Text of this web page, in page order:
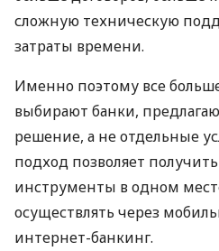
сложную техническую
затраты времени.
Именно поэтому все
выбирают банки,
решение, а не отдельные
подход позволяет
инструменты в одном
осуществлять через
интернет-банкинг.